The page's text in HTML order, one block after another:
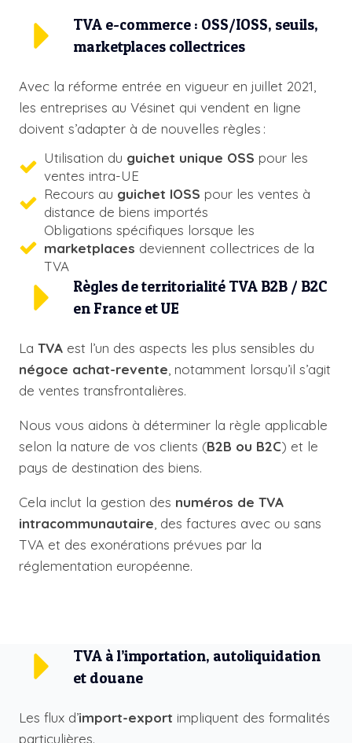
Règles de territorialité TVA B2B / B2C
en France et UE
La TVA est l’un des aspects les plus sensibles du
négoce achat-revente , notamment lorsqu’il s’agit
de ventes transfrontalières.
Nous vous aidons à déterminer la règle applicable
selon la nature de vos clients (B2B ou B2C) et le
pays de destination des biens.
Cela inclut la gestion des numéros de TVA
intracommunautaire , des factures avec ou sans
TVA et des exonérations prévues par la
réglementation européenne.
TVA e-commerce : OSS/IOSS, seuils,
marketplaces collectrices
Avec la réforme entrée en vigueur en juillet 2021,
les entreprises au Vésinet qui vendent en ligne
doivent s’adapter à de nouvelles règles :
Utilisation du guichet unique OSS pour les
ventes intra-UE
Recours au guichet IOSS pour les ventes à
distance de biens importés
Obligations spécifiques lorsque les
marketplaces deviennent collectrices de la
TVA
TVA à l’importation, autoliquidation
et douane
Les flux d’import-export impliquent des formalités
particulières.